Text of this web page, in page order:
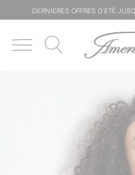
DERNIÈRES OFFRES D'ÉTÊ